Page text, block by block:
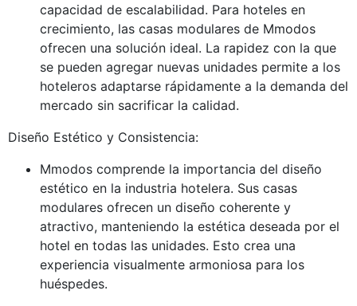
capacidad de escalabilidad. Para hoteles en
crecimiento, las casas modulares de Mmodos
ofrecen una solución ideal. La rapidez con la que
se pueden agregar nuevas unidades permite a los
hoteleros adaptarse rápidamente a la demanda del
mercado sin sacrificar la calidad.
Diseño Estético y Consistencia:
Mmodos comprende la importancia del diseño
estético en la industria hotelera. Sus casas
modulares ofrecen un diseño coherente y
atractivo, manteniendo la estética deseada por el
hotel en todas las unidades. Esto crea una
experiencia visualmente armoniosa para los
huéspedes.